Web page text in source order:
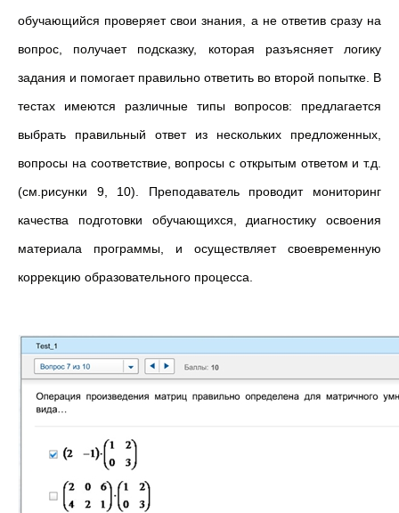
обучающийся проверяет свои знания, а не ответив сразу на
вопрос, получает подсказку, которая разъясняет логику
задания и помогает правильно ответить во второй попытке. В
тестах имеются различные типы вопросов: предлагается
выбрать правильный ответ из нескольких предложенных,
вопросы на соответствие, вопросы с открытым ответом и т.д.
(см.рисунки 9, 10). Преподаватель проводит мониторинг
качества подготовки обучающихся, диагностику освоения
материала программы, и осуществляет своевременную
коррекцию образовательного процесса.